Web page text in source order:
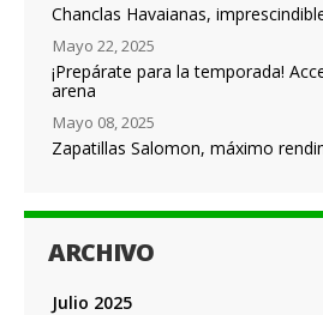
Chanclas Havaianas,
Mayo 22, 2025
¡Prepárate para la temporada!
arena
Mayo 08, 2025
Zapatillas Salomon, máximo
ARCHIVO
Julio 2025